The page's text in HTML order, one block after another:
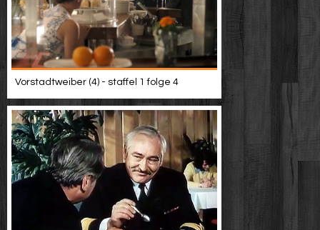
Vorstadtweiber (4) - staffel 1 folge 4